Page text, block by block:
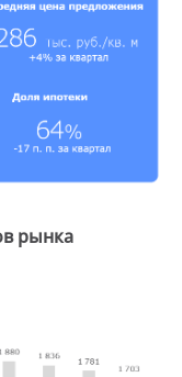
рынка